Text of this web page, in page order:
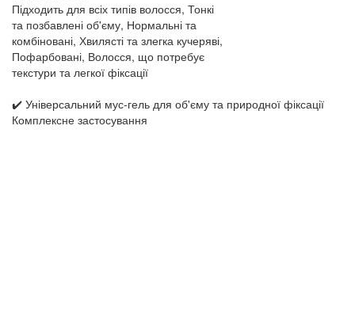
Підходить для всіх типів волосся, Тонкі
та позбавлені об'єму, Нормальні та
комбіновані, Хвилясті та злегка кучеряві,
Пофарбовані, Волосся, що потребує
текстури та легкої фіксації
✔️ Універсальний мус-гель для об'єму та природної фіксації
Комплексне застосування